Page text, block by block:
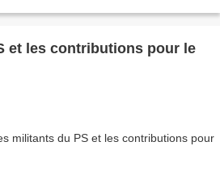
et les contributions pour le